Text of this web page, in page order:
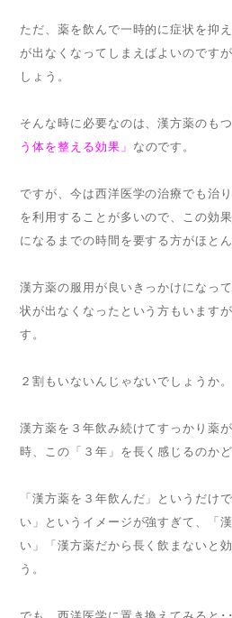
ただ、薬を飲んで一時的に症状を抑
が出なくなってしまえばよいのです
しょう。
そんな時に必要なのは、漢方薬のもつ
う体を整える効果」 なのです。
ですが、今は西洋医学の治療でも治
を利用することが多いので、この効
になるまでの時間を要する方がほとん
漢方薬の服用が良いきっかけになっ
状が出なくなったという方もいます
す。
２割もいないんじゃないでしょうか。
漢方薬を３年飲み続けてすっかり薬
時、この「３年」を長く感じるのかど
「漢方薬を３年飲んだ」というだけ
い」というイメージが強すぎて、「
い」「漢方薬だから長く飲まないと
う。